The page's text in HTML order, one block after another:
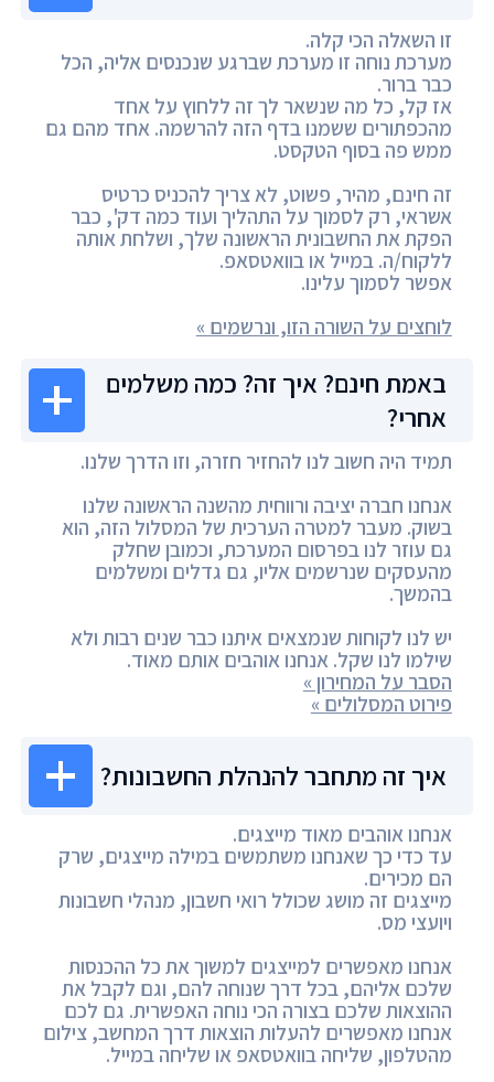
זו השאלה הכי קלה.
מערכת נוחה זו מערכת שברגע שנכנסים אליה, הכל
כבר ברור.
אז קל, כל מה שנשאר לך זה ללחוץ על אחד
מהכפתורים ששמנו בדף הזה להרשמה. אחד מהם גם
ממש פה בסוף הטקסט.
זה חינם, מהיר, פשוט, לא צריך להכניס כרטיס
אשראי, רק לסמוך על התהליך ועוד כמה דק', כבר
הפקת את החשבונית הראשונה שלך, ושלחת אותה
ללקוח/ה. במייל או בוואטסאפ.
אפשר לסמוך עלינו.
לוחצים על השורה הזו, ונרשמים »
באמת חינם? איך זה? כמה משלמים
אחרי?
תמיד היה חשוב לנו להחזיר חזרה, וזו הדרך שלנו.
אנחנו חברה יציבה ורווחית מהשנה הראשונה שלנו
בשוק. מעבר למטרה הערכית של המסלול הזה, הוא
גם עוזר לנו בפרסום המערכת, וכמובן שחלק
מהעסקים שנרשמים אליו, גם גדלים ומשלמים
בהמשך.
יש לנו לקוחות שנמצאים איתנו כבר שנים רבות ולא
שילמו לנו שקל. אנחנו אוהבים אותם מאוד.
הסבר על המחירון »
פירוט המסלולים »
איך זה מתחבר להנהלת החשבונות?
אנחנו אוהבים מאוד מייצגים.
עד כדי כך שאנחנו משתמשים במילה מייצגים, שרק
הם מכירים.
מייצגים זה מושג שכולל רואי חשבון, מנהלי חשבונות
ויועצי מס.
אנחנו מאפשרים למייצגים למשוך את כל ההכנסות
שלכם אליהם, בכל דרך שנוחה להם, וגם לקבל את
ההוצאות שלכם בצורה הכי נוחה האפשרית. גם לכם
אנחנו מאפשרים להעלות הוצאות דרך המחשב, צילום
מהטלפון, שליחה בוואטסאפ או שליחה במייל.